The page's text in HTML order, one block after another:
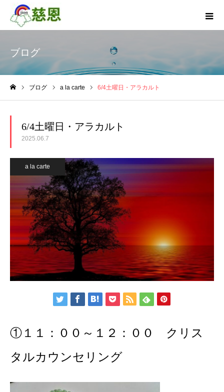
ブログ
ブログ a la carte 6/4土曜日・アラカルト
6/4土曜日・アラカルト
2025.06.7
a la carte
①１１：００～１２：００ クリス
タルカウンセリング